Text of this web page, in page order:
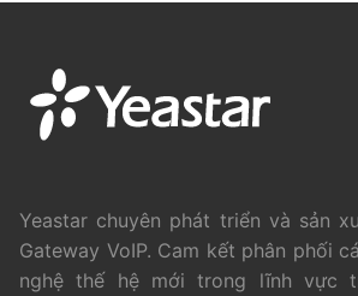
Yeastar chuyên phát triển và sản
Gateway VoIP. Cam kết phân phối
nghệ thế hệ mới trong lĩnh vực